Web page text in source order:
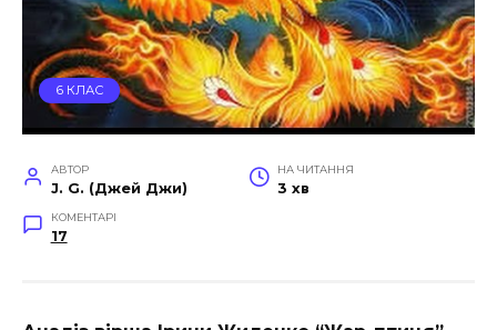
6 КЛАС
АВТОР
J. G. (Джей Джи)
НА ЧИТАННЯ
3 хв
КОМЕНТАРІ
17